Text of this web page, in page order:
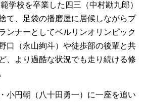
学校を卒業した四三（中村勘九郎）
て、足袋の播磨屋に居候しながらプ
ンナーとしてベルリンオリンピック
口（永山絢斗）や徒歩部の後輩と共
、より過酷な状況でも走り続ける修
小円朝（八十田勇一）に一座を追い